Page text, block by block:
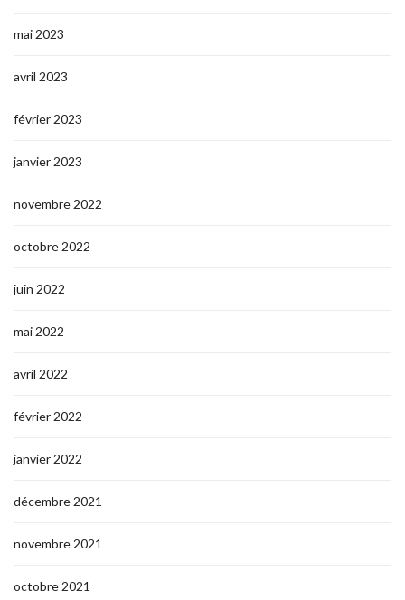
mai 2023
avril 2023
février 2023
janvier 2023
novembre 2022
octobre 2022
juin 2022
mai 2022
avril 2022
février 2022
janvier 2022
décembre 2021
novembre 2021
octobre 2021